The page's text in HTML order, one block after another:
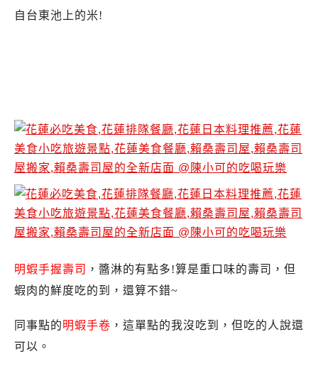
自台東池上的米!
明蝦手握壽司 ，醬淋的有點多!算是重口味的壽司，但
蝦肉的鮮度吃的到，還算不錯~
同事點的明蝦手卷 ，這單點的我沒吃到，但吃的人說還
可以。